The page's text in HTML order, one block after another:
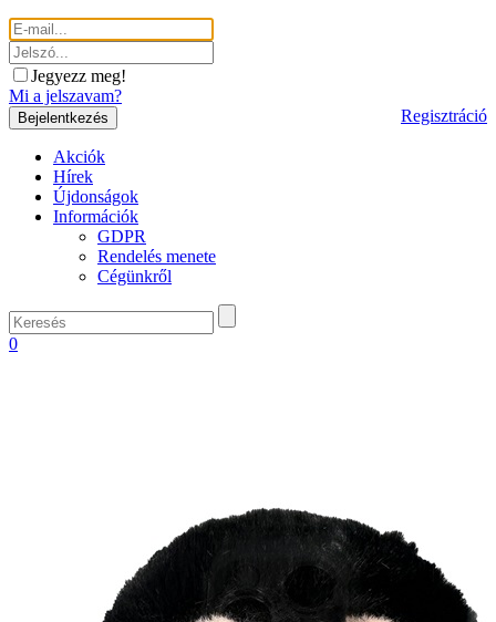
Jegyezz meg!
Mi a jelszavam?
Regisztráció
Akciók
Hírek
Újdonságok
Információk
GDPR
Rendelés menete
Cégünkről
0